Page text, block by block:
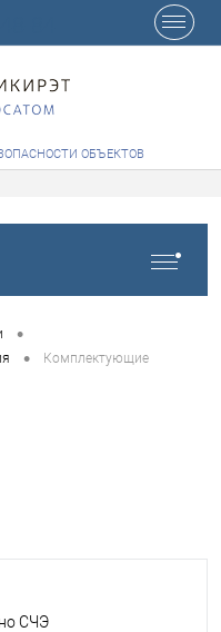
ОБЪЕКТОВ
•
• Комплектующие
СЧЭ